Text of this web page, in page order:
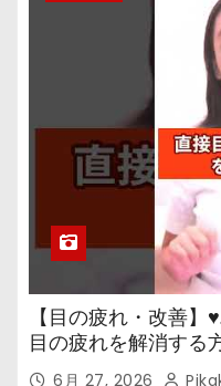
【目の疲れ・改善
目の疲れを解消する
市の女性・美容鍼灸
6月 27, 2026